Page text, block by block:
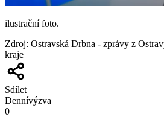
ilustrační foto.
Zdroj: Ostravská Drbna - zprávy z
kraje
Sdílet
Dennívýzva
0